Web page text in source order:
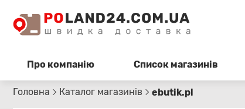
Про компанію Список магазинів
Головна Каталог магазинів ebutik.pl